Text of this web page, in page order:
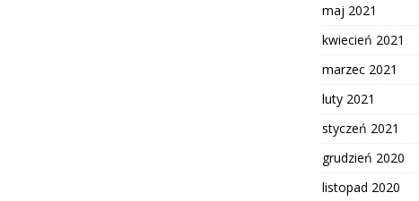
maj 2021
kwiecień 2021
marzec 2021
luty 2021
styczeń 2021
grudzień 2020
listopad 2020